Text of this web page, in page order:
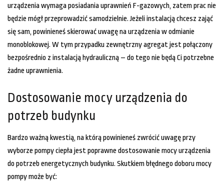
urządzenia wymaga posiadania uprawnień F-gazowych, zatem prac nie
będzie mógł przeprowadzić samodzielnie. Jeżeli instalacją chcesz zająć
się sam, powinieneś skierować uwagę na urządzenia w odmianie
monoblokowej. W tym przypadku zewnętrzny agregat jest połączony
bezpośrednio z instalacją hydrauliczną – do tego nie będą Ci potrzebne
żadne uprawnienia.
Dostosowanie mocy urządzenia do
potrzeb budynku
Bardzo ważną kwestią, na którą powinieneś zwrócić uwagę przy
wyborze pompy ciepła jest poprawne dostosowanie mocy urządzenia
do potrzeb energetycznych budynku. Skutkiem błędnego doboru mocy
pompy może być: